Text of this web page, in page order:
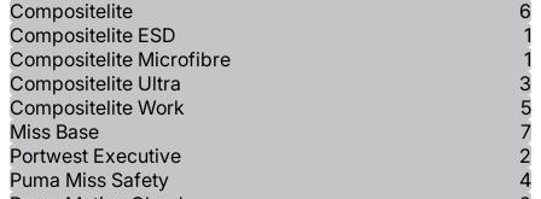
Compositelite
6
Compositelite ESD
1
Compositelite Microfibre
1
Compositelite Ultra
3
Compositelite Work
5
Miss Base
7
Portwest Executive
2
Puma Miss Safety
4